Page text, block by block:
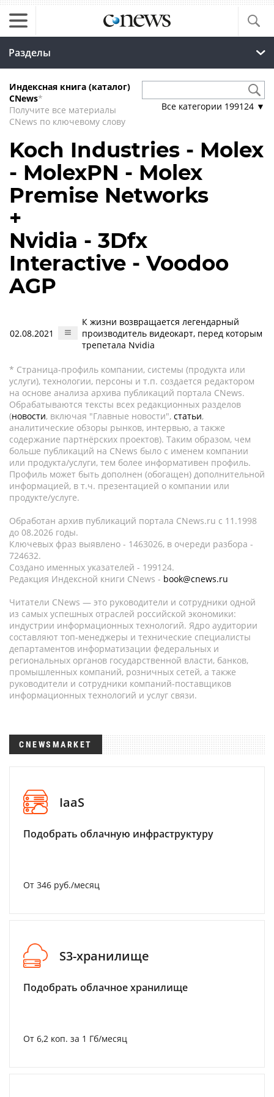
Разделы
Индексная книга (каталог)
CNews*
Получите все материалы
CNews по ключевому слову
Все категории 199124 ▼
Koch Industries - Molex
- MolexPN - Molex
Premise Networks
+
Nvidia - 3Dfx
Interactive - Voodoo
AGP
02.08.2021
К жизни возвращается легендарный
производитель видеокарт, перед которым
трепетала Nvidia
* Страница-профиль компании, системы (продукта или
услуги), технологии, персоны и т.п. создается редактором
на основе анализа архива публикаций портала CNews.
Обрабатываются тексты всех редакционных разделов
(новости, включая "Главные новости", статьи,
аналитические обзоры рынков, интервью, а также
содержание партнёрских проектов). Таким образом, чем
больше публикаций на CNews было с именем компании
или продукта/услуги, тем более информативен профиль.
Профиль может быть дополнен (обогащен) дополнительной
информацией, в т.ч. презентацией о компании или
продукте/услуге.
Обработан архив публикаций портала CNews.ru c 11.1998
до 08.2026 годы.
Ключевых фраз выявлено - 1463026, в очереди разбора -
724632.
Создано именных указателей - 199124.
Редакция Индексной книги CNews - book@cnews.ru
Читатели CNews — это руководители и сотрудники одной
из самых успешных отраслей российской экономики:
индустрии информационных технологий. Ядро аудитории
составляют топ-менеджеры и технические специалисты
департаментов информатизации федеральных и
региональных органов государственной власти, банков,
промышленных компаний, розничных сетей, а также
руководители и сотрудники компаний-поставщиков
информационных технологий и услуг связи.
CNEWSMARKET
IaaS
Подобрать облачную инфраструктуру
От 346 руб./месяц
S3-хранилище
Подобрать облачное хранилище
От 6,2 коп. за 1 Гб/месяц